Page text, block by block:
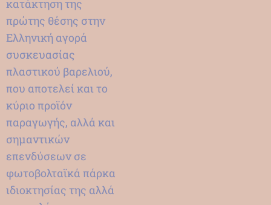
κατάκτηση της
πρώτης θέσης στην
Ελληνική αγορά
συσκευασίας
πλαστικού βαρελιού,
που αποτελεί και το
κύριο προϊόν
παραγωγής, αλλά και
σημαντικών
επενδύσεων σε
φωτοβολταϊκά πάρκα
ιδιοκτησίας της αλλά